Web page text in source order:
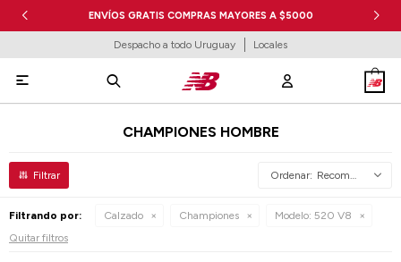
ENVÍOS GRATIS COMPRAS MAYORES A $5000
Despacho a todo Uruguay Locales

CHAMPIONES HOMBRE
Recomendados
Filtrando por: Calzado Championes Modelo: 520 V8
Quitar filtros